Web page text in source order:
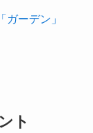
ーデン」
ト